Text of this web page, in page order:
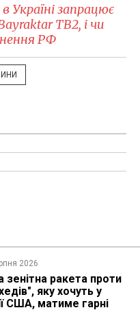
Україні запрацює
TB2, і чи
РФ
2026
зенітна ракета проти
яку хочуть у
США, матиме гарні